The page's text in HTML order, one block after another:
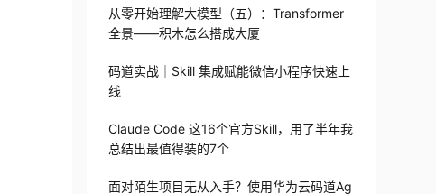
从零开始理解大模型（五）：Transformer
全景——积木怎么搭成大厦
码道实战｜Skill 集成赋能微信小程序快速上
线
Claude Code 这16个官方Skill，用了半年我
总结出最值得装的7个
面对陌生项目无从入手？使用华为云码道Ag